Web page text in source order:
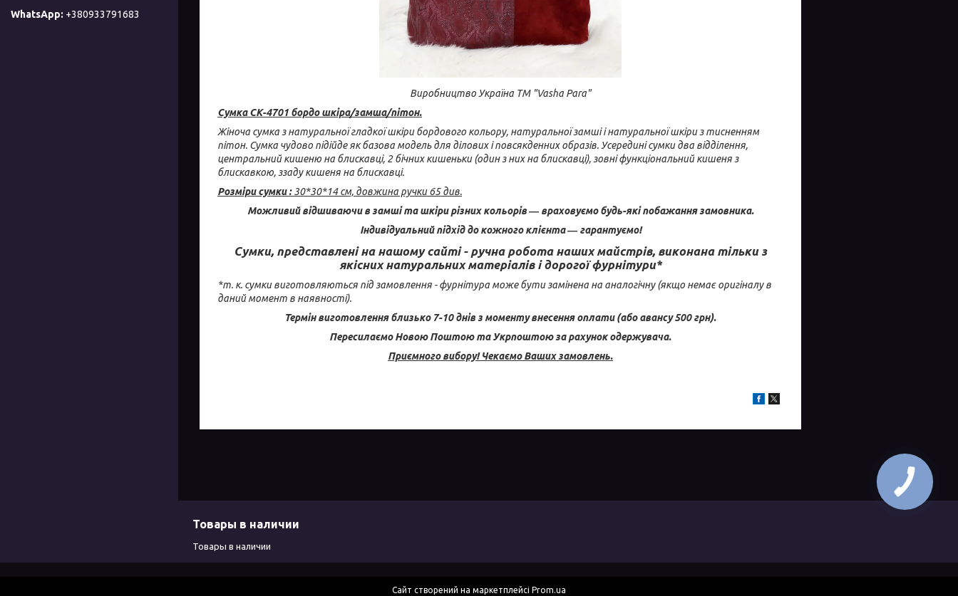
Виробництво Україна ТМ "Vasha Para"
Сумка СК-4701 бордо шкіра/замша/пітон.
Жіноча сумка з натуральної гладкої шкіри бордового кольору, натуральної замші і натуральної шкіри з тисненням
пітон. Сумка чудово підійде як базова модель для ділових і повсякденних образів. Усередині сумки два відділення,
центральний кишеню на блискавці, 2 бічних кишеньки (один з них на блискавці), зовні функціональний кишеня з
блискавкою, ззаду кишеня на блискавці.
Розміри сумки :30*30*14 см, довжина ручки 65 див.
Можливий відшиваючи в замші та шкіри різних кольорів ― враховуємо будь-які побажання замовника.
Індивідуальний підхід до кожного клієнта ― гарантуємо!
Сумки, представлені на нашому сайті - ручна робота наших майстрів, виконана тільки з
якісних натуральних матеріалів і дорогої фурнітури*
*т. к. сумки виготовляються під замовлення - фурнітура може бути замінена на аналогічну(якщо немає оригіналу в
даний момент в наявності).
Термін виготовлення близько 7-10 днів з моменту внесення оплати (або авансу 500 грн).
Пересилаємо Новою Поштою та Укрпоштою за рахунок одержувача.
Приємного вибору! Чекаємо Ваших замовлень.
+380933791683
Товары в наличии
Товары в наличии
Сайт створений на маркетплейсі Prom.ua